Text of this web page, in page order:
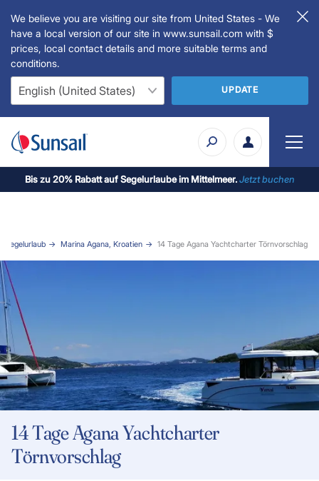
We believe you are visiting our site from United States - We
have a local version of our site in www.sunsail.com with $
prices, local contact details and more suitable terms and
conditions.
UPDATE
Bis zu 20% Rabatt auf Segelurlaube im Mittelmeer.Jetzt buchen
Segelurlaub Marina Agana, Kroatien 14 Tage Agana Yachtcharter Törnvorschlag
14 Tage Agana Yachtcharter
Törnvorschlag